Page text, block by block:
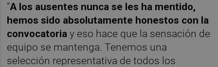
"A los ausentes nunca se les ha mentido,
hemos sido absolutamente honestos con la
convocatoria y eso hace que la sensación de
equipo se mantenga. Tenemos una
selección representativa de todos los